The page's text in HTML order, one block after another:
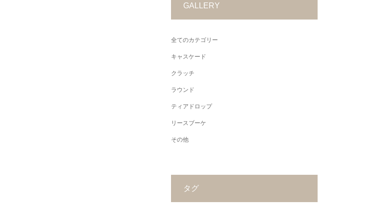
GALLERY
全てのカテゴリー
キャスケード
クラッチ
ラウンド
ティアドロップ
リースブーケ
その他
タグ